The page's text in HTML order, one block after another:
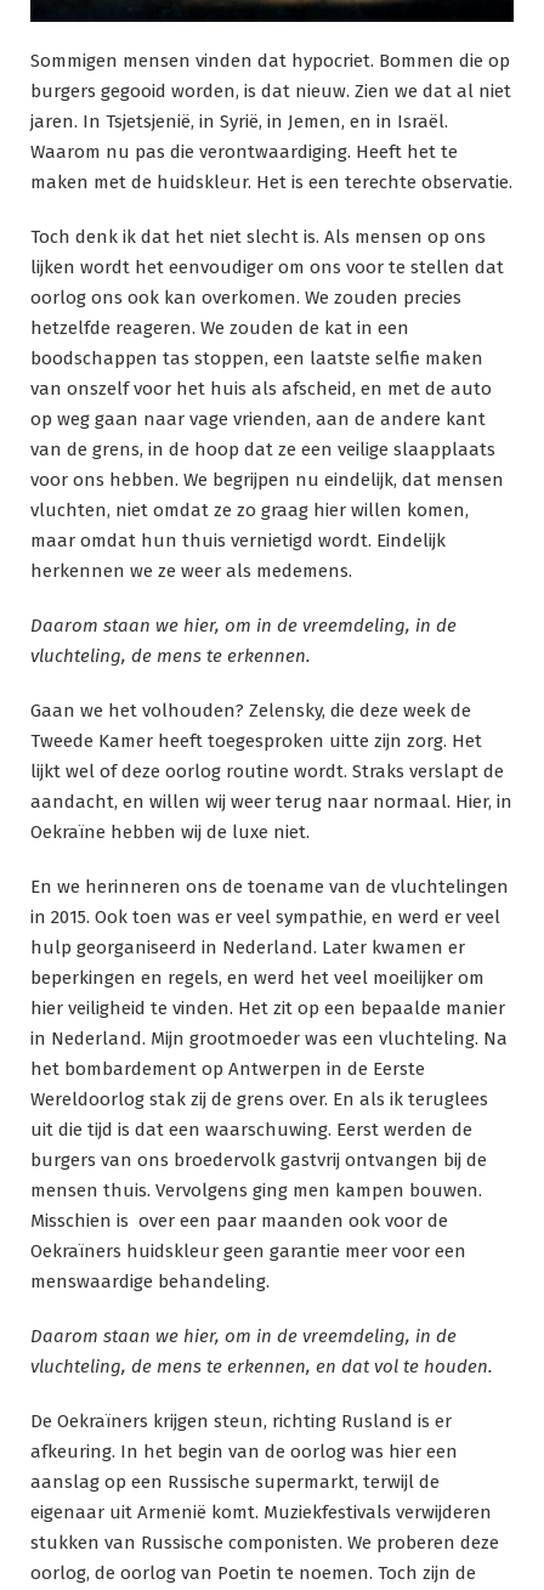
Sommigen mensen vinden dat hypocriet. Bommen die op
burgers gegooid worden, is dat nieuw. Zien we dat al niet
jaren. In Tsjetsjenië, in Syrië, in Jemen, en in Israël.
Waarom nu pas die verontwaardiging. Heeft het te
maken met de huidskleur. Het is een terechte observatie.
Toch denk ik dat het niet slecht is. Als mensen op ons
lijken wordt het eenvoudiger om ons voor te stellen dat
oorlog ons ook kan overkomen. We zouden precies
hetzelfde reageren. We zouden de kat in een
boodschappen tas stoppen, een laatste selfie maken
van onszelf voor het huis als afscheid, en met de auto
op weg gaan naar vage vrienden, aan de andere kant
van de grens, in de hoop dat ze een veilige slaapplaats
voor ons hebben. We begrijpen nu eindelijk, dat mensen
vluchten, niet omdat ze zo graag hier willen komen,
maar omdat hun thuis vernietigd wordt. Eindelijk
herkennen we ze weer als medemens.
Daarom staan we hier, om in de vreemdeling, in de
vluchteling, de mens te erkennen.
Gaan we het volhouden? Zelensky, die deze week de
Tweede Kamer heeft toegesproken uitte zijn zorg. Het
lijkt wel of deze oorlog routine wordt. Straks verslapt de
aandacht, en willen wij weer terug naar normaal. Hier, in
Oekraïne hebben wij de luxe niet.
En we herinneren ons de toename van de vluchtelingen
in 2015. Ook toen was er veel sympathie, en werd er veel
hulp georganiseerd in Nederland. Later kwamen er
beperkingen en regels, en werd het veel moeilijker om
hier veiligheid te vinden. Het zit op een bepaalde manier
in Nederland. Mijn grootmoeder was een vluchteling. Na
het bombardement op Antwerpen in de Eerste
Wereldoorlog stak zij de grens over. En als ik teruglees
uit die tijd is dat een waarschuwing. Eerst werden de
burgers van ons broedervolk gastvrij ontvangen bij de
mensen thuis. Vervolgens ging men kampen bouwen.
Misschien is over een paar maanden ook voor de
Oekraïners huidskleur geen garantie meer voor een
menswaardige behandeling.
Daarom staan we hier, om in de vreemdeling, in de
vluchteling, de mens te erkennen, en dat vol te houden.
De Oekraïners krijgen steun, richting Rusland is er
afkeuring. In het begin van de oorlog was hier een
aanslag op een Russische supermarkt, terwijl de
eigenaar uit Armenië komt. Muziekfestivals verwijderen
stukken van Russische componisten. We proberen deze
oorlog, de oorlog van Poetin te noemen. Toch zijn de